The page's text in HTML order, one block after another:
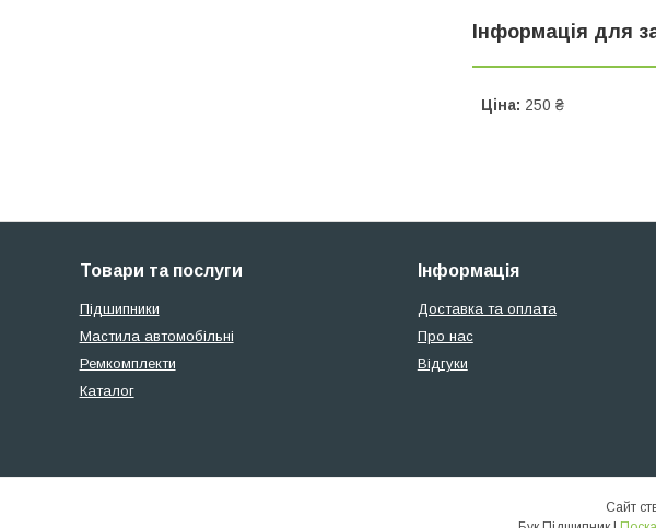
Інформація для
Ціна: 250 ₴
Товари та послуги
Підшипники
Мастила автомобільні
Ремкомплекти
Каталог
Інформація
Доставка та оплата
Про нас
Відгуки
Сайт